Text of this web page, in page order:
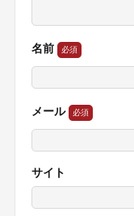
名前
メール
サイト